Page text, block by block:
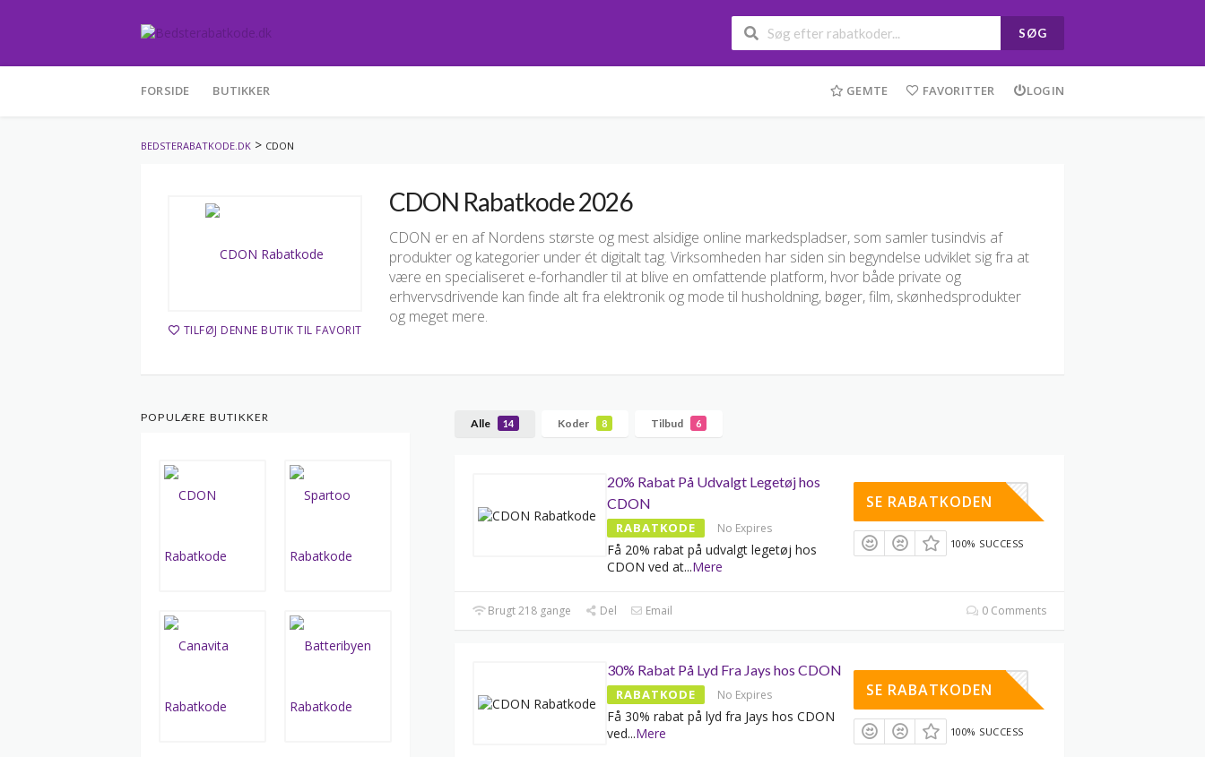
SØG
to
FORSIDE BUTIKKER GEMTE FAVORITTER LOGIN
BEDSTERABATKODE.DK > CDON
TILFØJ DENNE BUTIK TIL FAVORIT
CDON Rabatkode 2026
CDON er en af Nordens største og mest alsidige online markedspladser, som samler tusindvis af
produkter og kategorier under ét digitalt tag. Virksomheden har siden sin begyndelse udviklet sig fra at
være en specialiseret e-forhandler til at blive en omfattende platform, hvor både private og
erhvervsdrivende kan finde alt fra elektronik og mode til husholdning, bøger, film, skønhedsprodukter
og meget mere.
Alle 14 Koder 8 Tilbud 6
20% Rabat På Udvalgt Legetøj hos
CDON
RABATKODE No Expires
Få 20% rabat på udvalgt legetøj hos
CDON ved at...Mere
XYYNPSH1
SE RABATKODEN
100% SUCCESS
Brugt 218 gange Del Email 0 Comments
30% Rabat På Lyd Fra Jays hos CDON
RABATKODE No Expires
Få 30% rabat på lyd fra Jays hos CDON
ved...Mere
XYJKRHRR
SE RABATKODEN
100% SUCCESS
POPULÆRE BUTIKKER